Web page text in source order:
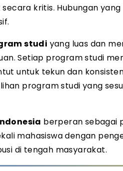
kritis. Hubungan
studi yang luas dan
Setiap program studi
untuk tekun dan
program studi yang
berperan sebagai
mahasiswa dengan
di tengah masyarakat.